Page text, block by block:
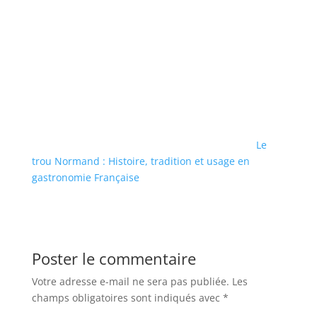
Le
trou Normand : Histoire, tradition et usage en
gastronomie Française
Poster le commentaire
Votre adresse e-mail ne sera pas publiée. Les
champs obligatoires sont indiqués avec *